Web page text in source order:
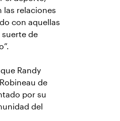
las relaciones
con aquellas
suerte de
Randy
de
por su
del